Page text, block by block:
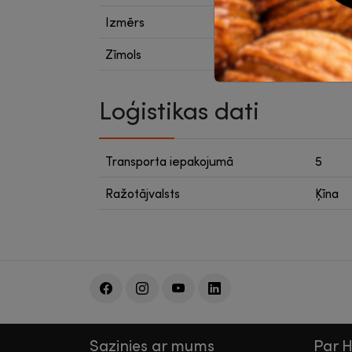
Izmērs 460 x
Zīmols Q-
Loģistikas dati
Transporta iepakojumā 5
Ražotājvalsts Ķīna
Sazinies ar mums Par